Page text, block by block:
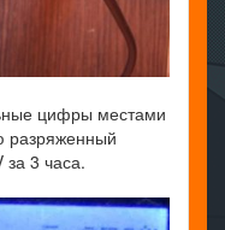
цифры местами
разряженный
3 часа.